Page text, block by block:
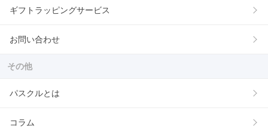
ギフトラッピングサービス
お問い合わせ
その他
パスクルとは
コラム